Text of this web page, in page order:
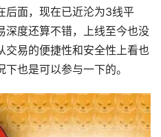
后面，现在已近沦为3线平
深度还算不错，上线至今也没
交易的便捷性和安全性上看也
也是可以参与一下的。